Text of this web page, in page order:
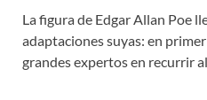
La figura de Edgar Allan Poe
adaptaciones suyas: en
grandes expertos en recurrir